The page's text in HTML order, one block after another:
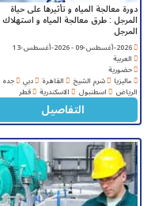
دورة معالجة المياه و تأثيرها على حياة
المرجل : طرق معالجة المياه و استهلاك
المرجل
2026-أغسطس-09 - 2026-أغسطس-13
العربية
حضورية
ماليزيا شرم الشيخ القاهرة دبي جده
الرياض اسطنبول الاسكندرية قطر
التفاصيل